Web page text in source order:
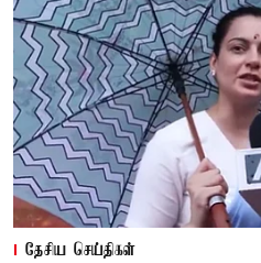
தேசிய செய்திகள்